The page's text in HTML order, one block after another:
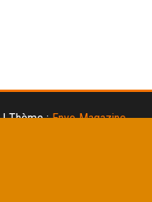
|Thème :Envo Magazine